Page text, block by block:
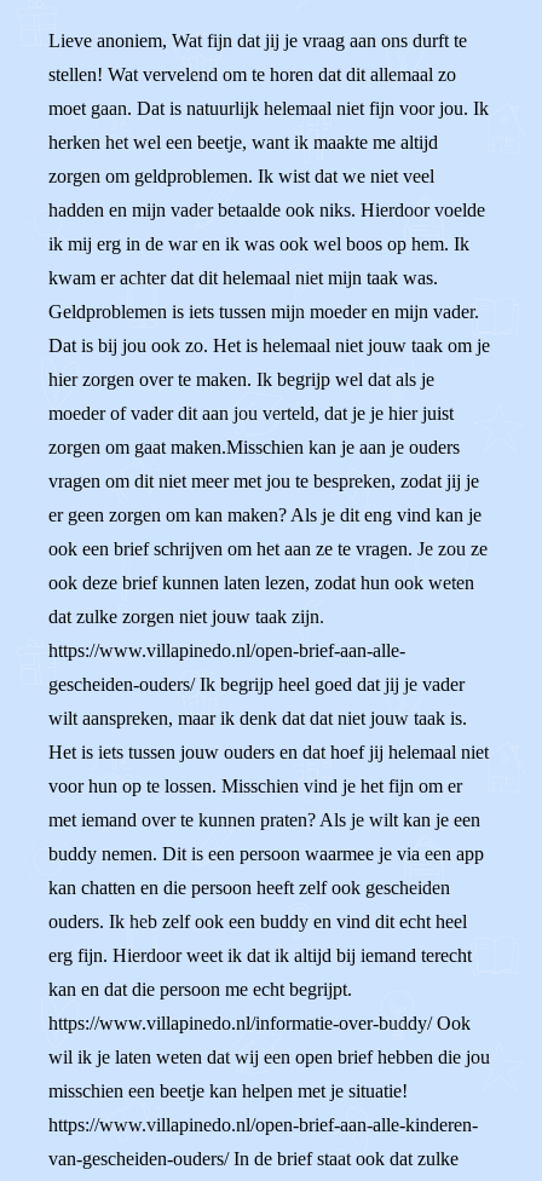
Lieve anoniem, Wat fijn dat jij je vraag aan ons durft te
stellen! Wat vervelend om te horen dat dit allemaal zo
moet gaan. Dat is natuurlijk helemaal niet fijn voor jou. Ik
herken het wel een beetje, want ik maakte me altijd
zorgen om geldproblemen. Ik wist dat we niet veel
hadden en mijn vader betaalde ook niks. Hierdoor voelde
ik mij erg in de war en ik was ook wel boos op hem. Ik
kwam er achter dat dit helemaal niet mijn taak was.
Geldproblemen is iets tussen mijn moeder en mijn vader.
Dat is bij jou ook zo. Het is helemaal niet jouw taak om je
hier zorgen over te maken. Ik begrijp wel dat als je
moeder of vader dit aan jou verteld, dat je je hier juist
zorgen om gaat maken.Misschien kan je aan je ouders
vragen om dit niet meer met jou te bespreken, zodat jij je
er geen zorgen om kan maken? Als je dit eng vind kan je
ook een brief schrijven om het aan ze te vragen. Je zou ze
ook deze brief kunnen laten lezen, zodat hun ook weten
dat zulke zorgen niet jouw taak zijn.
https://www.villapinedo.nl/open-brief-aan-alle-
gescheiden-ouders/ Ik begrijp heel goed dat jij je vader
wilt aanspreken, maar ik denk dat dat niet jouw taak is.
Het is iets tussen jouw ouders en dat hoef jij helemaal niet
voor hun op te lossen. Misschien vind je het fijn om er
met iemand over te kunnen praten? Als je wilt kan je een
buddy nemen. Dit is een persoon waarmee je via een app
kan chatten en die persoon heeft zelf ook gescheiden
ouders. Ik heb zelf ook een buddy en vind dit echt heel
erg fijn. Hierdoor weet ik dat ik altijd bij iemand terecht
kan en dat die persoon me echt begrijpt.
https://www.villapinedo.nl/informatie-over-buddy/ Ook
wil ik je laten weten dat wij een open brief hebben die jou
misschien een beetje kan helpen met je situatie!
https://www.villapinedo.nl/open-brief-aan-alle-kinderen-
van-gescheiden-ouders/ In de brief staat ook dat zulke